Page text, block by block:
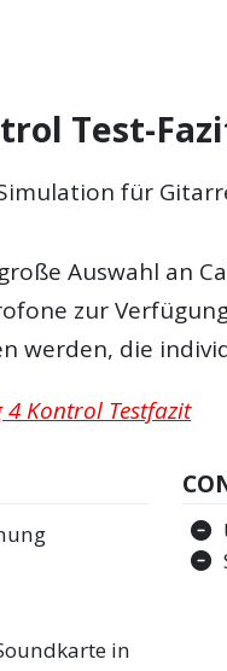
Test-
für
Auswahl an
zur
werden, die
Kontrol Testfazit
in